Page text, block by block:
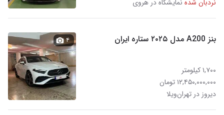
نردبان شده نمایشگاه در هروی
بنز A200 مدل ۲۰۲۵ ستاره ایران
۱,۷۰۰ کیلومتر
۱۲,۴۵۰,۰۰۰,۰۰۰ تومان
دیروز در تهران‌ویلا
۴